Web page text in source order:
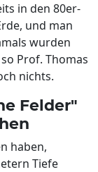
in den 80er-
und man
wurden
Prof. Thomas
nichts.
Felder"
haben,
Tiefe